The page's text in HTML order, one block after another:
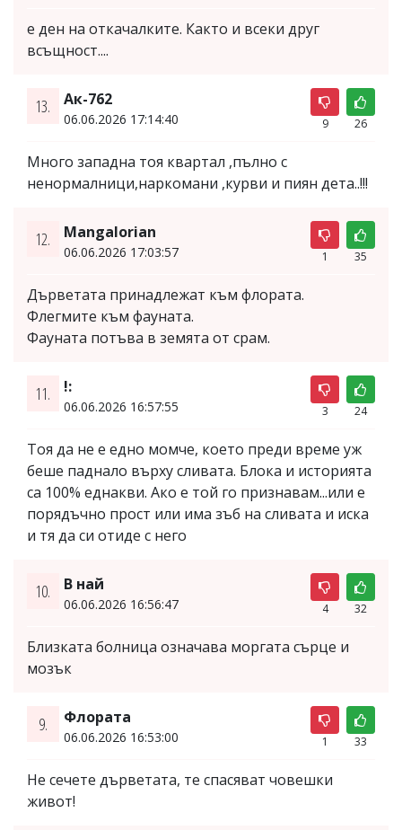
е ден на откачалките. Както и всеки друг
всъщност....
13. Ак-762
06.06.2026 17:14:40 9 26
Много западна тоя квартал ,пълно с
ненормалници,наркомани ,курви и пиян дета..!!!
12. Mangalorian
06.06.2026 17:03:57 1 35
Дърветата принадлежат към флората.
Флегмите към фауната.
Фауната потъва в земята от срам.
11. !:
06.06.2026 16:57:55 3 24
Тоя да не е едно момче, което преди време уж
беше паднало върху сливата. Блока и историята
са 100% еднакви. Ако е той го признавам...или е
порядъчно прост или има зъб на сливата и иска
и тя да си отиде с него
10. В най
06.06.2026 16:56:47 4 32
Близката болница означава моргата сърце и
мозък
9. Флората
06.06.2026 16:53:00 1 33
Не сечете дърветата, те спасяват човешки
живот!